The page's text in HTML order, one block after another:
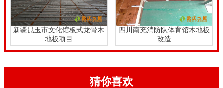
新疆昆玉市文化馆板式龙骨木
地板项目
四川南充消防队体育馆木地板
改造
猜你喜欢